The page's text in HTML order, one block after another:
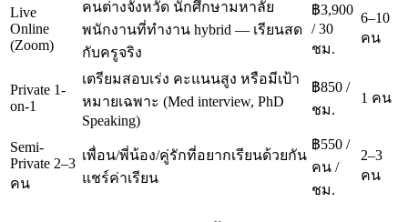
Live
Online
(Zoom)
คนต่างจังหวัด นักศึกษามหาลัย
พนักงานที่ทำงาน hybrid — เรียนสด
กับครูจริง
฿3,900
/ 30
ชม.
6–10
คน
Private 1-
on-1
เตรียมสอบเร่ง คะแนนสูง หรือมีเป้า
หมายเฉพาะ (Med interview, PhD
Speaking)
฿850 /
ชม.
1 คน
Semi-
Private 2–3
คน
เพื่อน/พี่น้อง/คู่รักที่อยากเรียนด้วยกัน
แชร์ค่าเรียน
฿550 /
คน /
ชม.
2–3
คน